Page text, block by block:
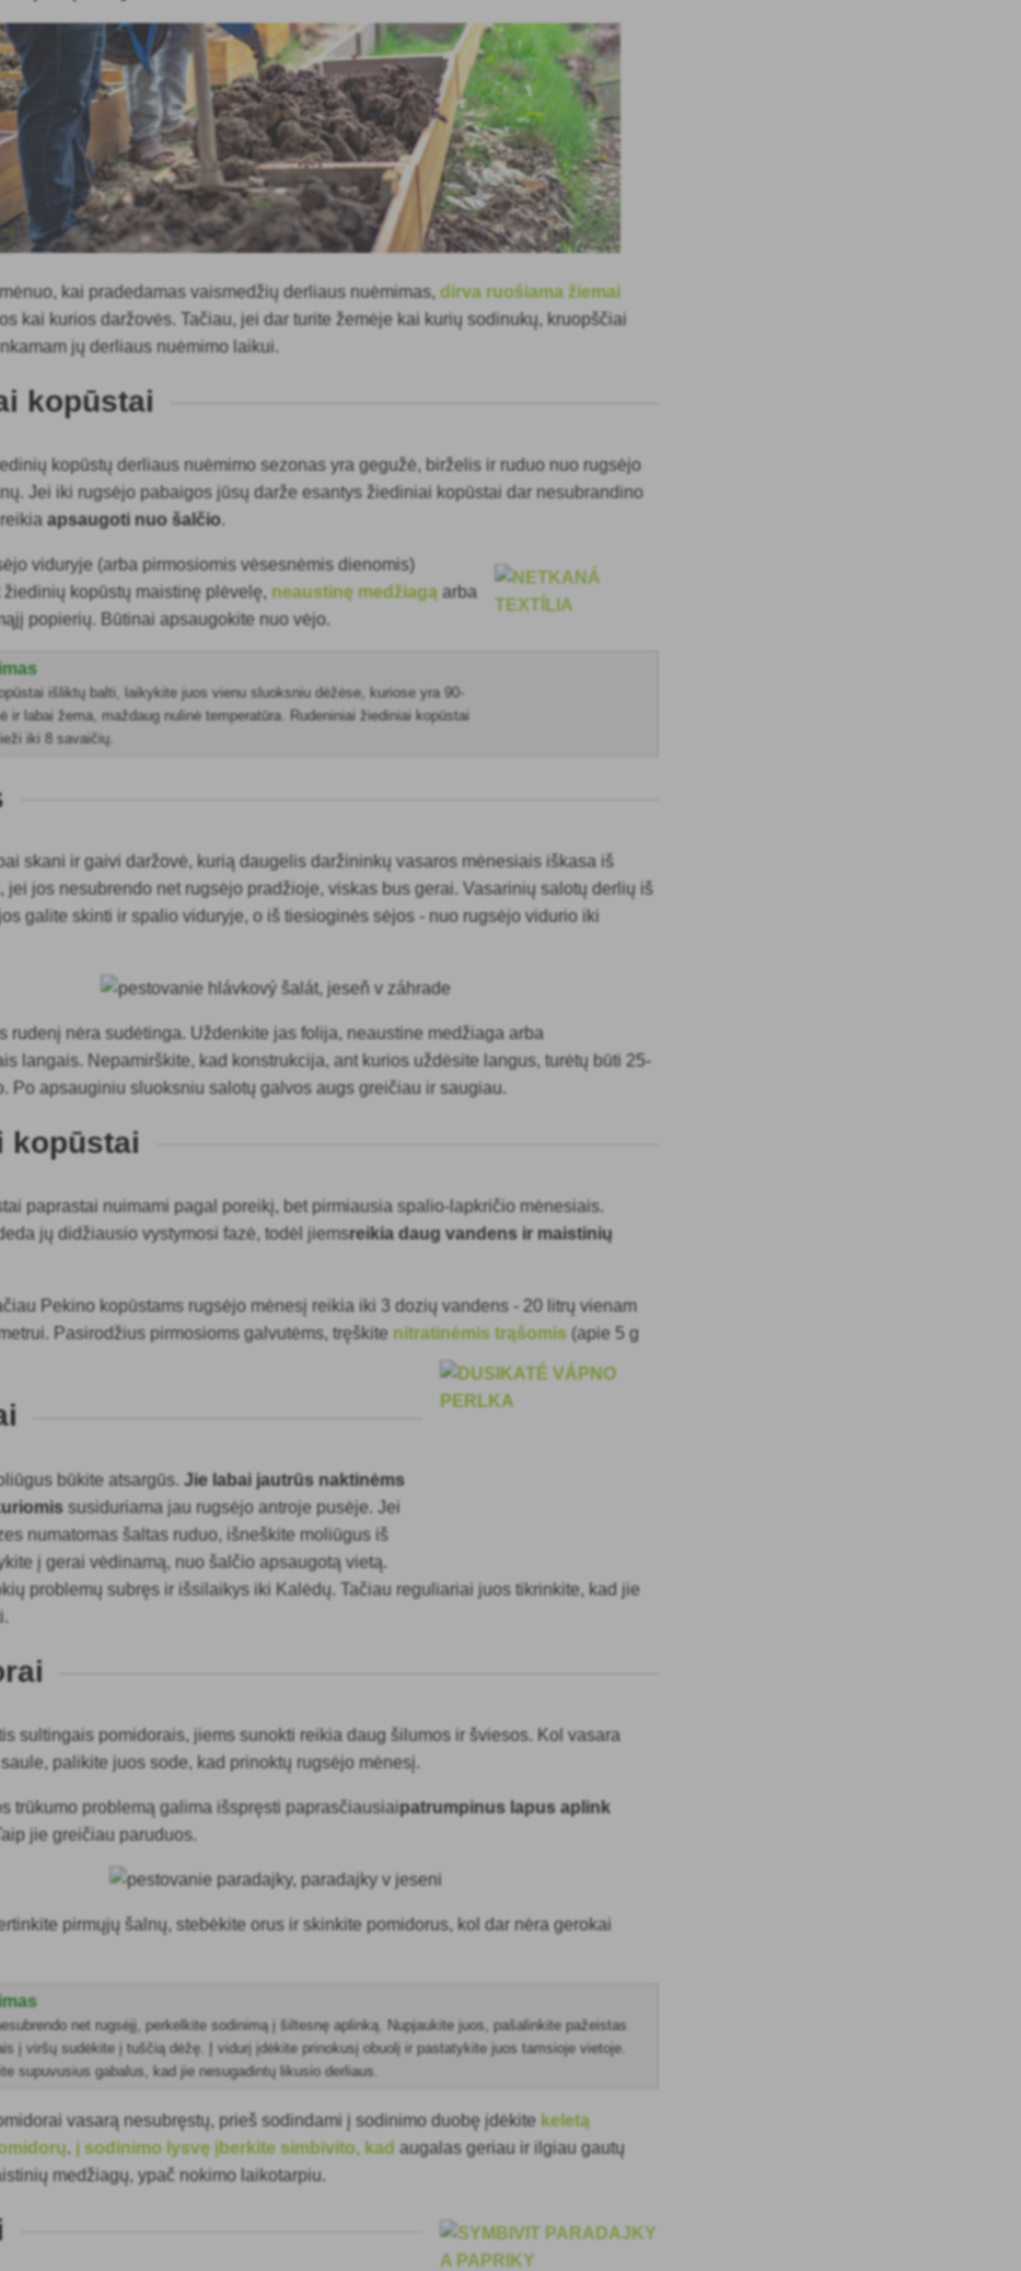
kai pradedamas vaismedžių derliaus nuėmimas,dirva ruošiama žiemai
kai kurios daržovės. Tačiau, jei dar turite žemėje kai kurių sodinukų, kruopščiai
jų derliaus nuėmimo laikui.
kopūstai
kopūstų derliaus nuėmimo sezonas yra gegužė, birželis ir ruduo nuo rugsėjo
Jei iki rugsėjo pabaigos jūsų darže esantys žiediniai kopūstai dar nesubrandino
reikiaapsaugoti nuo šalčio.
viduryje (arba pirmosiomis vėsesnėmis dienomis)
žiedinių kopūstų maistinę plėvelę,neaustinę medžiagą arba
popierių. Būtinai apsaugokite nuo vėjo.
išliktų balti, laikykite juos vienu sluoksniu dėžėse, kuriose yra 90-
ir labai žema, maždaug nulinė temperatūra. Rudeniniai žiediniai kopūstai
iki 8 savaičių.
skani ir gaivi daržovė, kurią daugelis daržininkų vasaros mėnesiais iškasa iš
jei jos nesubrendo net rugsėjo pradžioje, viskas bus gerai. Vasarinių salotų derlių iš
galite skinti ir spalio viduryje, o iš tiesioginės sėjos - nuo rugsėjo vidurio iki
rudenį nėra sudėtinga. Uždenkite jas folija, neaustine medžiaga arba
langais. Nepamirškite, kad konstrukcija, ant kurios uždėsite langus, turėtų būti 25-
Po apsauginiu sluoksniu salotų galvos augs greičiau ir saugiau.
kopūstai
paprastai nuimami pagal poreikį, bet pirmiausia spalio-lapkričio mėnesiais.
jų didžiausio vystymosi fazė, todėl jiemsreikia daug vandens ir maistinių
Pekino kopūstams rugsėjo mėnesį reikia iki 3 dozių vandens - 20 litrų vienam
Pasirodžius pirmosioms galvutėms, tręškitenitratinėmis trąšomis (apie 5 g
būkite atsargūs.Jie labai jautrūs naktinėms
susiduriama jau rugsėjo antroje pusėje. Jei
numatomas šaltas ruduo, išneškite moliūgus iš
į gerai vėdinamą, nuo šalčio apsaugotą vietą.
problemų subręs ir išsilaikys iki Kalėdų. Tačiau reguliariai juos tikrinkite, kad jie
sultingais pomidorais, jiems sunokti reikia daug šilumos ir šviesos. Kol vasara
palikite juos sode, kad prinoktų rugsėjo mėnesį.
trūkumo problemą galima išspręsti paprasčiausiaipatrumpinus lapus aplink
jie greičiau paruduos.
pirmųjų šalnų, stebėkite orus ir skinkite pomidorus, kol dar nėra gerokai
net rugsėjį, perkelkite sodinimą į šiltesnę aplinką. Nupjaukite juos, pašalinkite pažeistas
į viršų sudėkite į tuščią dėžę. Į vidurį įdėkite prinokusį obuolį ir pastatykite juos tamsioje vietoje.
supuvusius gabalus, kad jie nesugadintų likusio derliaus.
vasarą nesubręstų, prieš sodindami į sodinimo duobę įdėkite keletą
. į sodinimo lysvę įberkite simbivito, kad augalas geriau ir ilgiau gautų
medžiagų, ypač nokimo laikotarpiu.